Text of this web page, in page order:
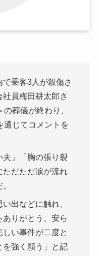
乗客3人が殺傷さ
員梅田耕太郎さ
葬儀が終わり、
通じてコメントを
夫」「胸の張り裂
ただただ涙が流れ
出などに触れ、
ありがとう、安ら
い事件が二度と
を強く願う」と記